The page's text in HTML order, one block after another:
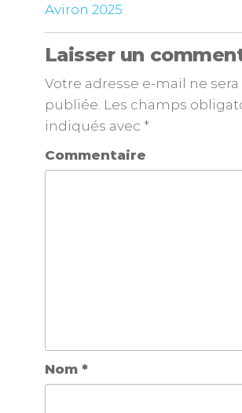
Aviron 2025
Laisser un
Votre adresse e-mail ne sera
publiée. Les champs
indiqués avec *
Commentaire
Nom *